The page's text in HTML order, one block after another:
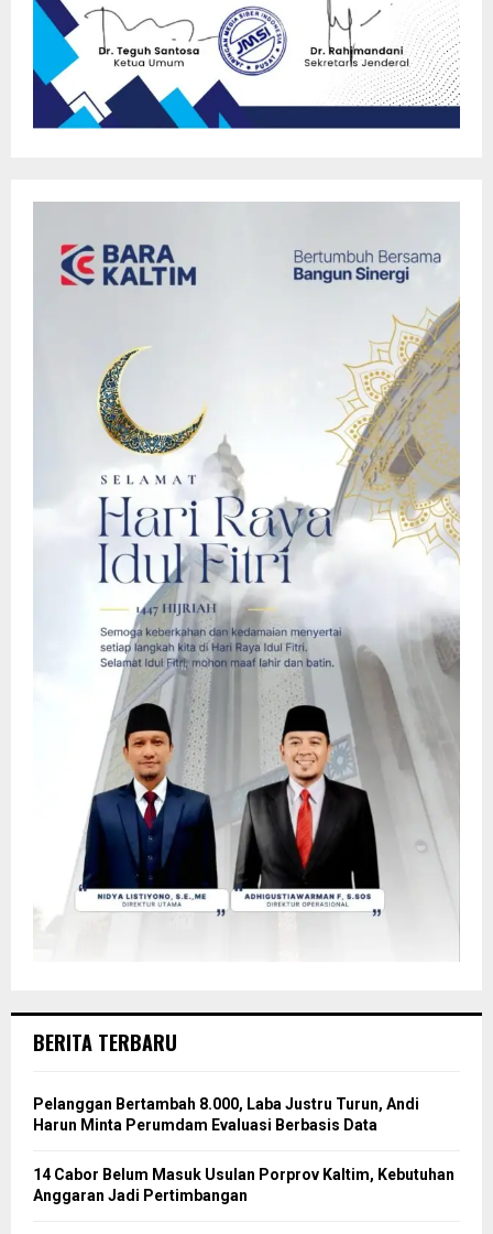
BERITA TERBARU
Pelanggan Bertambah 8.000, Laba Justru Turun, Andi
Harun Minta Perumdam Evaluasi Berbasis Data
14 Cabor Belum Masuk Usulan Porprov Kaltim, Kebutuhan
Anggaran Jadi Pertimbangan